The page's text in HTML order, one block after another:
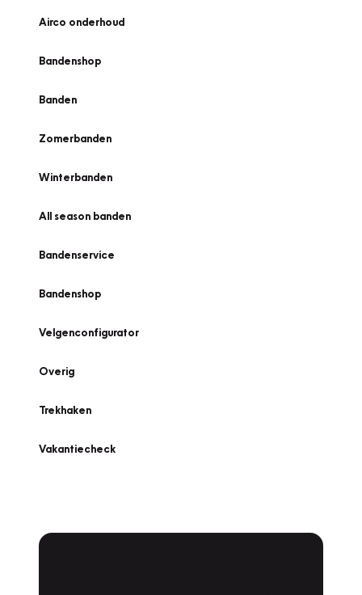
Airco onderhoud
Bandenshop
Banden
Zomerbanden
Winterbanden
All season banden
Bandenservice
Bandenshop
Velgenconfigurator
Overig
Trekhaken
Vakantiecheck